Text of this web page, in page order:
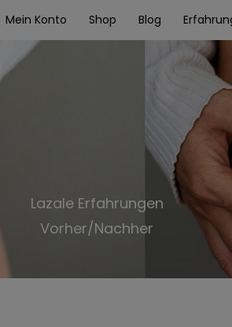
Mein Konto Shop Blog
Lazale Erfahrungen
Vorher/Nachher